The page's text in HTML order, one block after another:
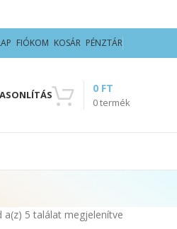
FIÓKOM KOSÁR PÉNZTÁR
0termék
0 FT
a(z) 5 találat megjelenítve